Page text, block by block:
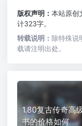
版权声明： 本站原创
计323字。
转载说明： 除特殊说
载请注明出处。
1.80复古传奇高
书的价格如何